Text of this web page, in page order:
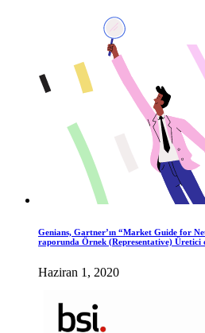
Genians, Gartner’ın “Market Guide for
raporunda Örnek (Representative)
Haziran 1, 2020